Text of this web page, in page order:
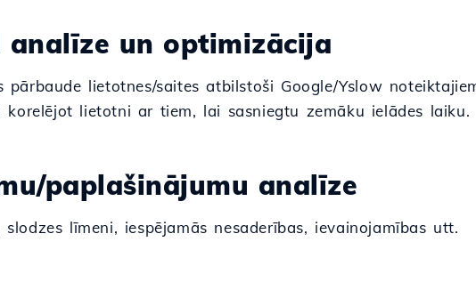
analīze un optimizācija
pārbaude lietotnes/saites atbilstoši Google/Yslow
korelējot lietotni ar tiem, lai sasniegtu zemāku ielādes laiku.
paplašinājumu analīze
līmeni, iespējamās nesaderības, ievainojamības utt.